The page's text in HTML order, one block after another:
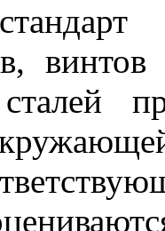
стандарт
,винтов
сталей